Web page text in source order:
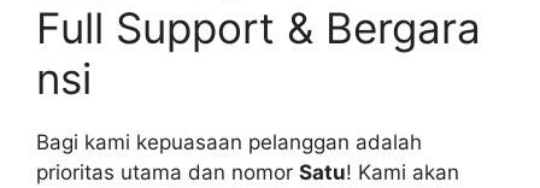
Full Support & Bergara
nsi
Bagi kami kepuasaan pelanggan adalah
prioritas utama dan nomor Satu! Kami akan